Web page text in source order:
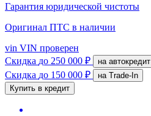
Гарантия юридической чистоты
Оригинал ПТС в наличии
vin VIN проверен
Скидка до 250 000 ₽ на автокредит
Скидка до 150 000 ₽
на Trade-In
Купить в кредит